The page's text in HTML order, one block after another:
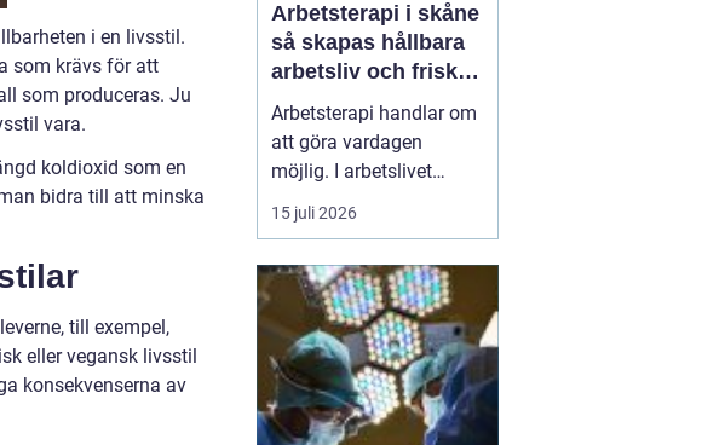
i en livsstil.
som krävs för att
som produceras. Ju
vara.
koldioxid som en
bidra till att minska
till exempel,
eller vegansk livsstil
konsekvenserna av
Arbetsterapi i skåne
så skapas hållbara
arbetsliv och friska
medarbetare
Arbetsterapi handlar om
att göra vardagen
möjlig. I arbetslivet
betyder det att skapa
förutsättningar för
arbeta, må bra och orka
över tid. I Skåne växer
behovet av strukturerad
rehabilitering, smarta
arbetsplatsanalyser och
hållb...
15 juli 2026